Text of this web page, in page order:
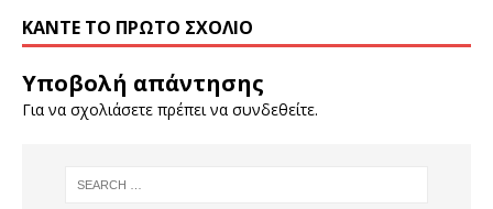
ΚΆΝΤΕ ΤΟ ΠΡΏΤΟ ΣΧΌΛΙΟ
Υποβολή απάντησης
Για να σχολιάσετε πρέπει να συνδεθείτε.